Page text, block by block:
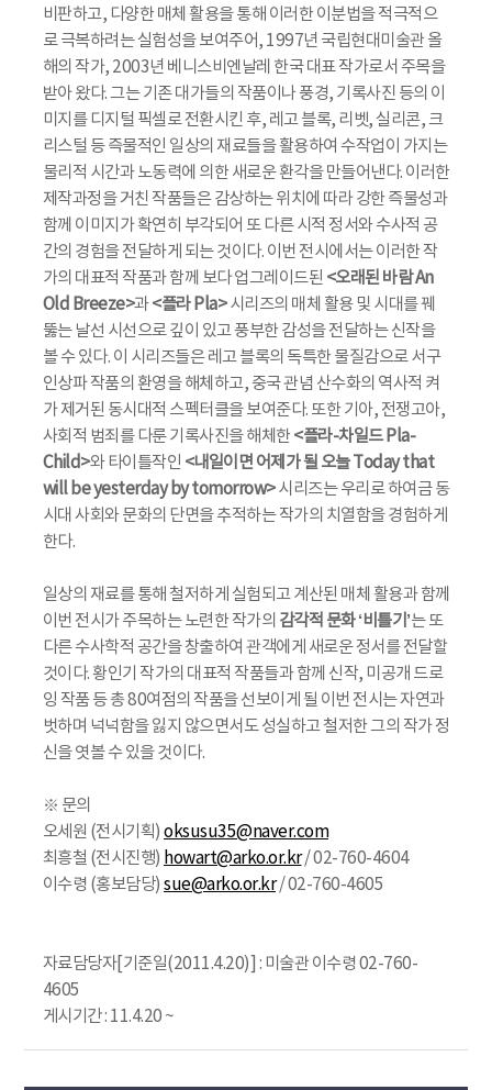
비판하고, 다양한 매체 활용을 통해 이러한 이분법을 적극적으
로 극복하려는 실험성을 보여주어, 1997년 국립현대미술관 올
해의 작가, 2003년 베니스비엔날레 한국 대표 작가로서 주목을
받아 왔다. 그는 기존 대가들의 작품이나 풍경, 기록사진 등의 이
미지를 디지털 픽셀로 전환시킨 후, 레고 블록, 리벳, 실리콘, 크
리스털 등 즉물적인 일상의 재료들을 활용하여 수작업이 가지는
물리적 시간과 노동력에 의한 새로운 환각을 만들어낸다. 이러한
제작과정을 거친 작품들은 감상하는 위치에 따라 강한 즉물성과
함께 이미지가 확연히 부각되어 또 다른 시적 정서와 수사적 공
간의 경험을 전달하게 되는 것이다. 이번 전시에서는 이러한 작
가의 대표적 작품과 함께 보다 업그레이드된 <오래된 바람 An
Old Breeze>과<플라 Pla>시리즈의 매체 활용 및 시대를 꿰
뚫는 날선 시선으로 깊이 있고 풍부한 감성을 전달하는 신작을
볼 수 있다. 이 시리즈들은 레고 블록의 독특한 물질감으로 서구
인상파 작품의 환영을 해체하고, 중국 관념 산수화의 역사적 켜
가 제거된 동시대적 스펙터클을 보여준다. 또한 기아, 전쟁고아,
사회적 범죄를 다룬 기록사진을 해체한<플라-차일드 Pla-
Child>와 타이틀작인 <내일이면 어제가 될 오늘 Today that
will be yesterday by tomorrow>시리즈는 우리로 하여금 동
시대 사회와 문화의 단면을 추적하는 작가의 치열함을 경험하게
한다.
일상의 재료를 통해 철저하게 실험되고 계산된 매체 활용과 함께
이번 전시가 주목하는 노련한 작가의 감각적 문화 ‘비틀기’는 또
다른 수사학적 공간을 창출하여 관객에게 새로운 정서를 전달할
것이다. 황인기 작가의 대표적 작품들과 함께 신작, 미공개 드로
잉 작품 등 총 80여점의 작품을 선보이게 될 이번 전시는 자연과
벗하며 넉넉함을 잃지 않으면서도 성실하고 철저한 그의 작가 정
신을 엿볼 수 있을 것이다.
※ 문의
오세원 (전시기획) oksusu35@naver.com
최흥철 (전시진행) howart@arko.or.kr/ 02-760-4604
이수령 (홍보담당) sue@arko.or.kr/ 02-760-4605
자료담당자[기준일(2011.4.20)] : 미술관 이수령 02-760-
4605
게시기간 : 11.4.20 ~